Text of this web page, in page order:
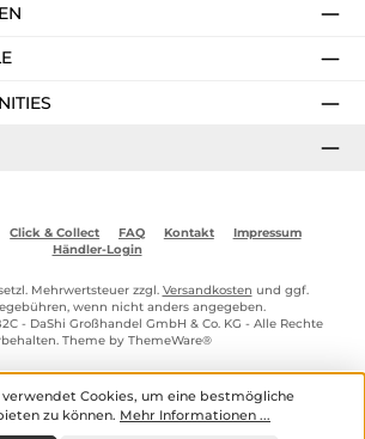
Click & Collect FAQ Kontakt
Impressum
Händler-Login
Mehrwertsteuer zzgl. Versandkosten und ggf.
wenn nicht anders angegeben.
- DaShi Großhandel GmbH & Co. KG - Alle Rechte
Theme by ThemeWare®
verwendet Cookies, um eine bestmögliche
zu können. Mehr Informationen ...